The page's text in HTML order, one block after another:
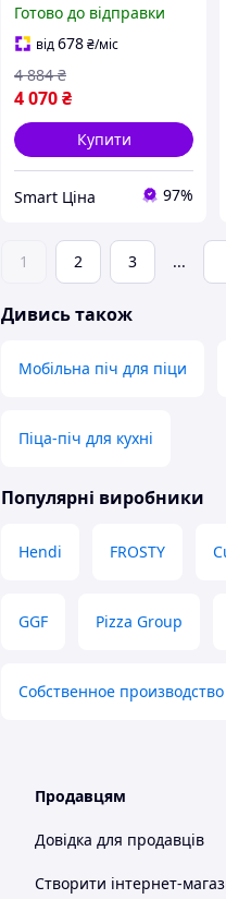
Готово до відправки
від678₴/міс
4 070₴
4 884 ₴
Купити
Smart Ціна 97%
1 2 3 ...
Дивись також
Мобільна піч для піци
Піца-піч для кухні
Популярні виробники
Hendi FROSTY
GGF Pizza Group
Собственное производство
Продавцям
Довідка для продавців
Створити інтернет-